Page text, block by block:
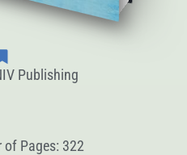
Publishing
of Pages: 322